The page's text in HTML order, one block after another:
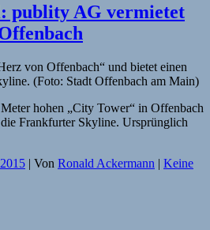
publity AG vermietet
hohen „City Tower“ in Offenbach
Frankfurter Skyline. Ursprünglich
| Von Ronald Ackermann | Keine